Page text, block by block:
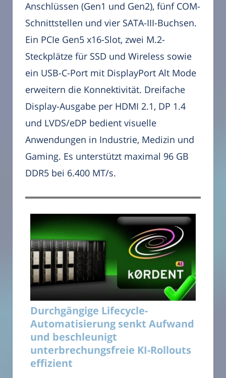
Anschlüssen (Gen1 und Gen2), fünf COM-
Schnittstellen und vier SATA-III-Buchsen.
Ein PCIe Gen5 x16-Slot, zwei M.2-
Steckplätze für SSD und Wireless sowie
ein USB-C-Port mit DisplayPort Alt Mode
erweitern die Konnektivität. Dreifache
Display-Ausgabe per HDMI 2.1, DP 1.4
und LVDS/eDP bedient visuelle
Anwendungen in Industrie, Medizin und
Gaming. Es unterstützt maximal 96 GB
DDR5 bei 6.400 MT/s.
Durchgängige Lifecycle-
Automatisierung senkt Aufwand
und beschleunigt
unterbrechungsfreie KI-Rollouts
effizient